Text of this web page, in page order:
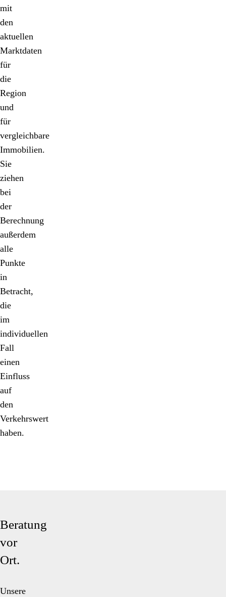
mit
den
aktuellen
Marktdaten
für
die
Region
und
für
vergleichbare
Immobilien.
Sie
ziehen
bei
der
Berechnung
außerdem
alle
Punkte
in
Betracht,
die
im
individuellen
Fall
einen
Einfluss
auf
den
Verkehrswert
haben.
Beratung
vor
Ort.
Unsere